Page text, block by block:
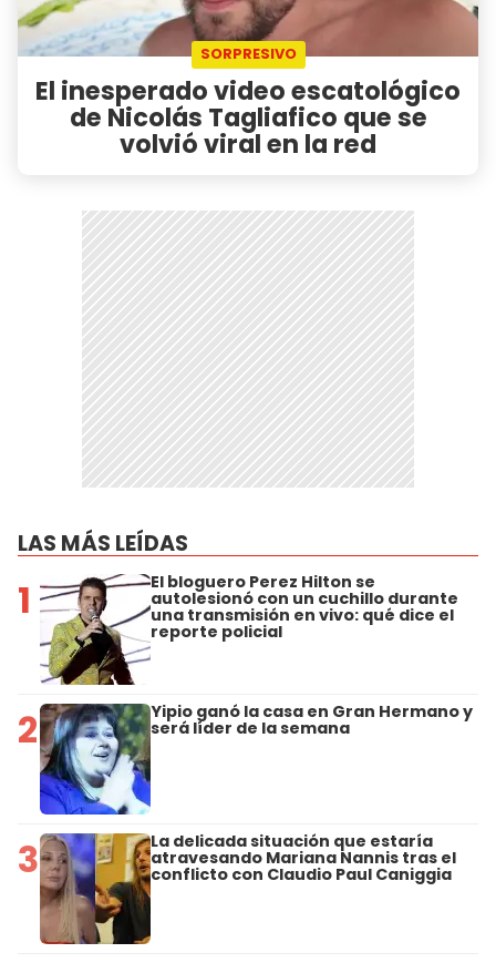
SORPRESIVO
El inesperado video escatológico
de Nicolás Tagliafico que se
volvió viral en la red
LAS MÁS LEÍDAS
1 El bloguero Perez Hilton se
autolesionó con un cuchillo durante
una transmisión en vivo: qué dice el
reporte policial
2 Yipio ganó la casa en Gran Hermano y
será líder de la semana
3 La delicada situación que estaría
atravesando Mariana Nannis tras el
conflicto con Claudio Paul Caniggia